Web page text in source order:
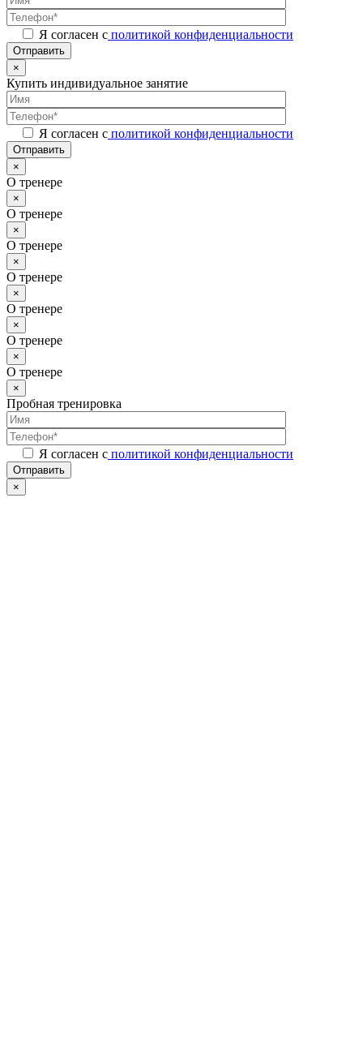
Я согласен с политикой конфиденциальности
Отправить
×
Купить индивидуальное занятие
Я согласен с политикой конфиденциальности
Отправить
×
О тренере
×
О тренере
×
О тренере
×
О тренере
×
О тренере
×
О тренере
×
О тренере
×
Пробная тренировка
Я согласен с политикой конфиденциальности
Отправить
×